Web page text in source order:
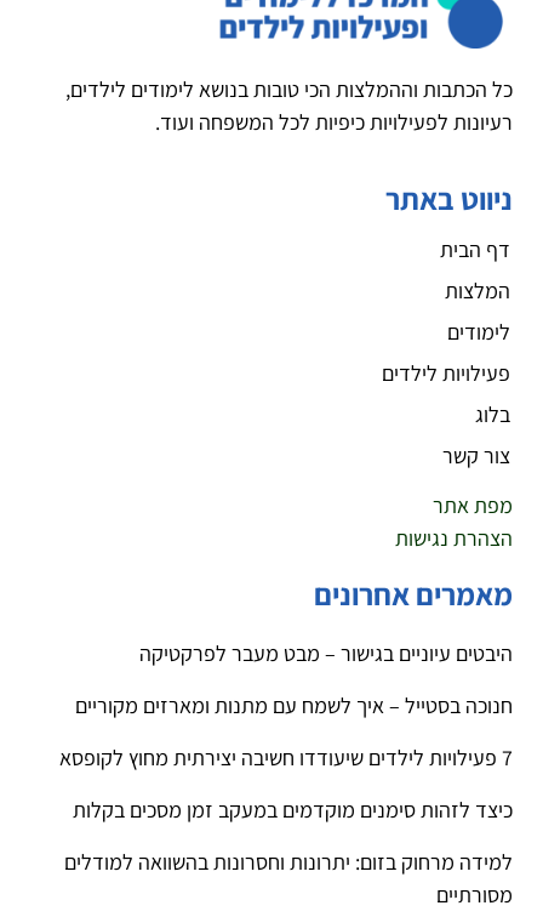
כל הכתבות וההמלצות הכי טובות בנושא לימודים לילדים,
רעיונות לפעילויות כיפיות לכל המשפחה ועוד.
ניווט באתר
דף הבית
המלצות
לימודים
פעילויות לילדים
בלוג
צור קשר
מפת אתר
הצהרת נגישות
מאמרים אחרונים
היבטים עיוניים בגישור – מבט מעבר לפרקטיקה
חנוכה בסטייל – איך לשמח עם מתנות ומארזים מקוריים
7 פעילויות לילדים שיעודדו חשיבה יצירתית מחוץ לקופסא
כיצד לזהות סימנים מוקדמים במעקב זמן מסכים בקלות
למידה מרחוק בזום: יתרונות וחסרונות בהשוואה למודלים
מסורתיים